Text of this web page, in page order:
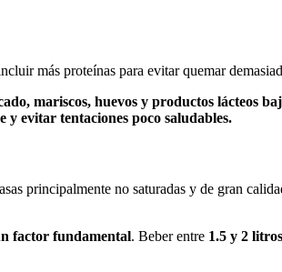
más proteínas para evitar quemar
mariscos, huevos y productos lácteos
evitar tentaciones poco saludables.
principalmente no saturadas y de gran
factor fundamental. Beber entre 1.5 y 2